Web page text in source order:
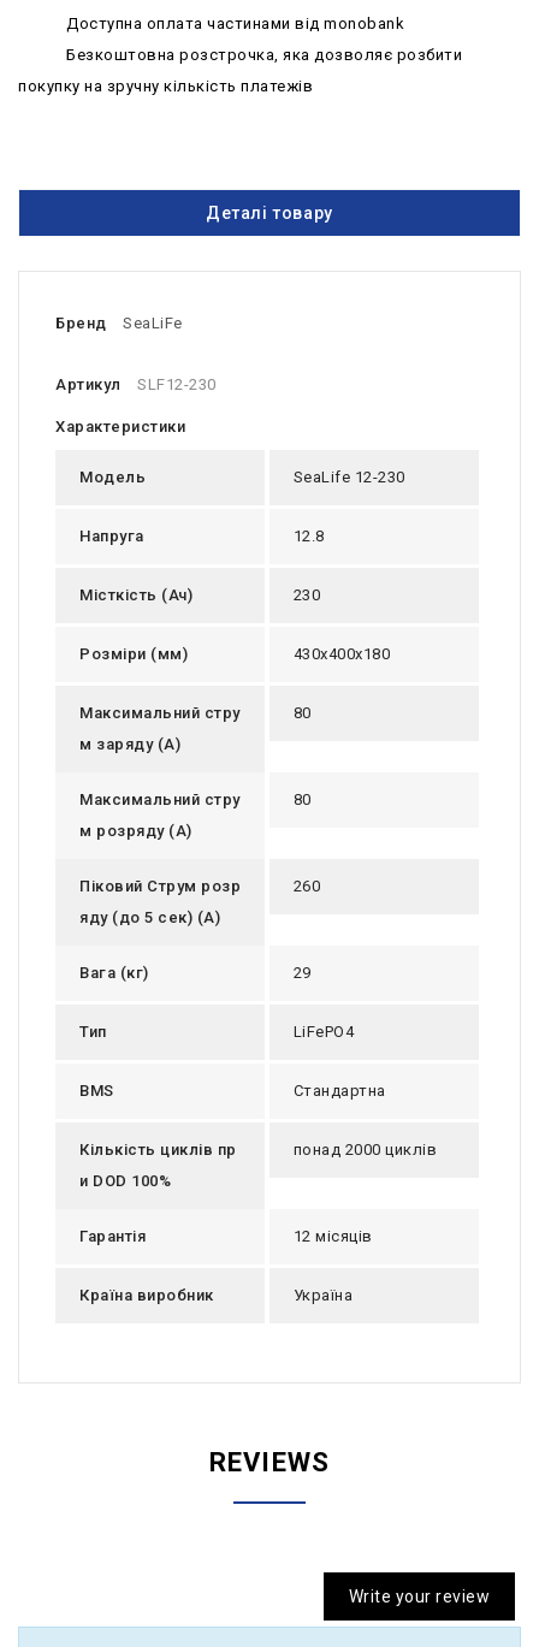
Доступна оплата частинами від monobank
Безкоштовна розстрочка, яка дозволяє розбити
покупку на зручну кількість платежів
Деталі товару
Бренд SeaLiFe
Артикул SLF12-230
Характеристики
Модель SeaLife 12-230
Напруга 12.8
Місткість (Ач) 230
Розміри (мм) 430х400х180
Максимальний стру
м заряду (А)
80
Максимальний стру
м розряду (А)
80
Піковий Струм розр
яду (до 5 сек) (А)
260
Вага (кг) 29
Тип LiFePO4
BMS Стандартна
Кількість циклів пр
и DOD 100%
понад 2000 циклів
Гарантія 12 місяців
Країна виробник Україна
REVIEWS
Write your review